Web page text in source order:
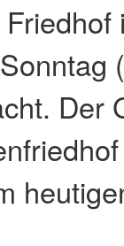
Der